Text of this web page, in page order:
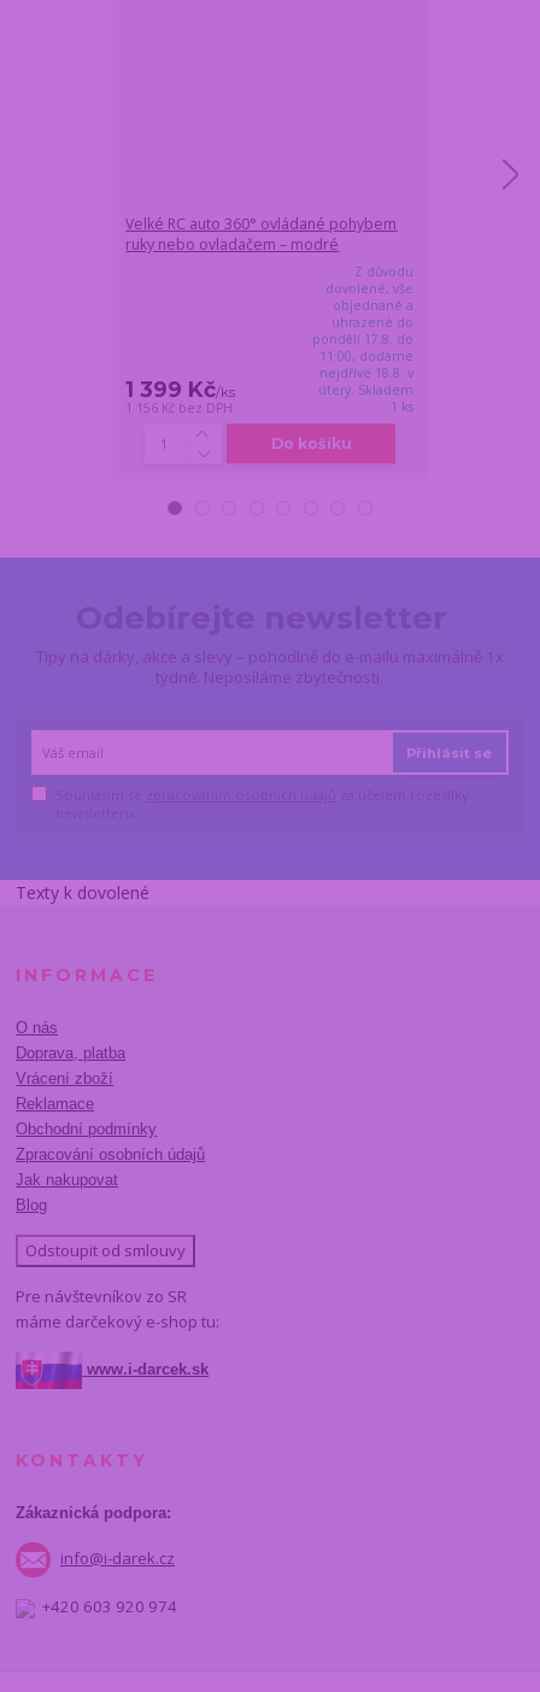
Velké RC auto 360° ovládané pohybem
ruky nebo ovladačem – modré
1 399 Kč/ks
1 156 Kč bez DPH
Z důvodu
dovolené, vše
objednané a
uhrazené do
pondělí 17.8. do
11:00, dodáme
nejdříve 18.8. v
úterý. Skladem
1 ks
Do košíku
Tipy na dárky, akce a slevy – pohodlně do e-mailu maximálně 1x
týdně. Neposíláme zbytečnosti.
Přihlásit se
Texty k dovolené
INFORMACE
O nás
Doprava, platba
Vrácení zboží
Reklamace
Obchodní podmínky
Zpracování osobních údajů
Jak nakupovat
Blog
Odstoupit od smlouvy
Pre návštevníkov zo SR
máme darčekový e-shop tu:
www.i-darcek.sk
KONTAKTY
Zákaznická podpora:
info@i-darek.cz
+420 603 920 974